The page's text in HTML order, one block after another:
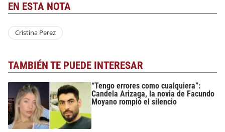
EN ESTA NOTA
Cristina Perez
TAMBIÉN TE PUEDE INTERESAR
“Tengo errores como cualquiera”:
Candela Arizaga, la novia de Facundo
Moyano rompió el silencio